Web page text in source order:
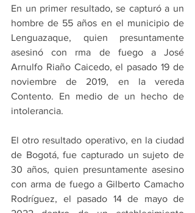
En un primer resultado, se capturó a un
hombre de 55 años en el municipio de
Lenguazaque, quien presuntamente
asesinó con rma de fuego a José
Arnulfo Riaño Caicedo, el pasado 19 de
noviembre de 2019, en la vereda
Contento. En medio de un hecho de
intolerancia.
El otro resultado operativo, en la ciudad
de Bogotá, fue capturado un sujeto de
30 años, quien presuntamente asesino
con arma de fuego a Gilberto Camacho
Rodríguez, el pasado 14 de mayo de